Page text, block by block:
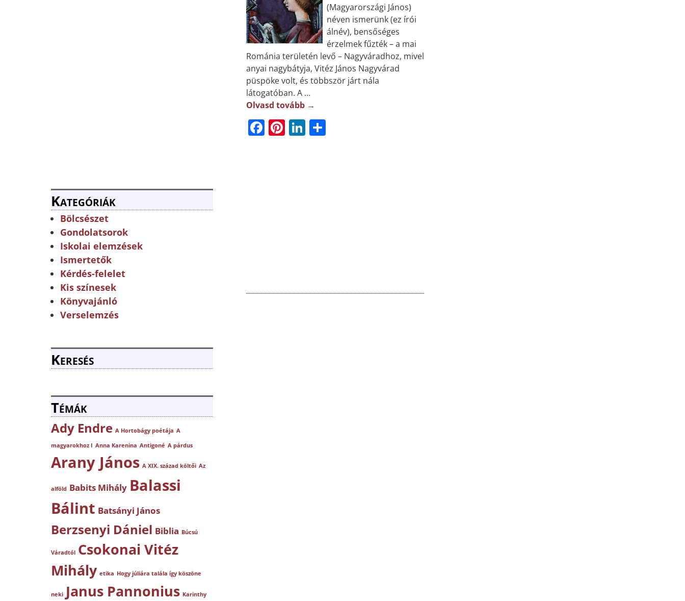
(Magyarországi János)
néven ismerünk (ez írói
álnév), bensőséges
érzelmek fűzték – a mai
Románia területén levő – Nagyváradhoz, mivel
anyai nagybátyja, Vitéz János Nagyvárad
püspöke volt, és többször járt nála
látogatóban. A …
Olvasd tovább →
F Pi Li O
Kategóriák
Bölcsészet
Gondolatsorok
Iskolai elemzések
Ismertetők
Kérdés-felelet
Kis színesek
Könyvajánló
Verselemzés
Keresés
Témák
Ady Endre A Hortobágy poétája A
magyarokhoz I Anna Karenina Antigoné A párdus
Arany János A XIX. század költői Az
alföld Babits Mihály Balassi
Bálint Batsányi János
Berzsenyi Dániel Biblia Búcsú
Váradtól Csokonai Vitéz
Mihály etika Hogy júliára talála így köszöne
neki Janus Pannonius Karinthy